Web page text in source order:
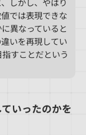
では表現できな
異なっていると
いを再現してい
すことだという
いったのかを